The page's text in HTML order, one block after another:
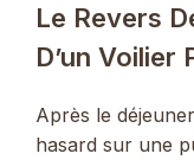
Le Revers
D’un Voilier
Après le
hasard sur une